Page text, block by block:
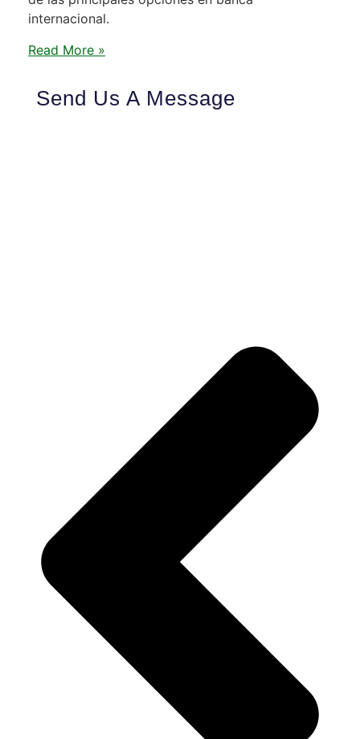
internacional.
Read More »
Send Us A Message